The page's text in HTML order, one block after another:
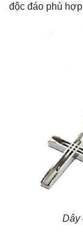
độc đáo phù
Dây